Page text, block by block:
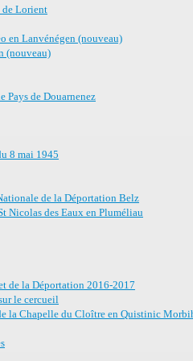
de Lorient
en Lanvénégen (nouveau)
(nouveau)
Pays de Douarnenez
8 mai 1945
de la Déportation Belz
Nicolas des Eaux en Pluméliau
de la Déportation 2016-2017
le cercueil
la Chapelle du Cloître en Quistinic